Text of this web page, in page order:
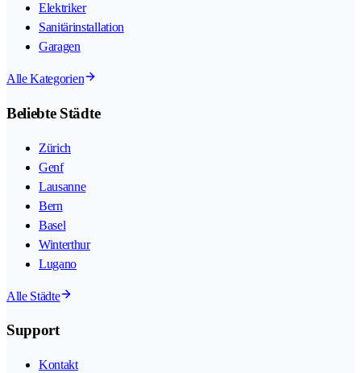
Elektriker
Sanitärinstallation
Garagen
Alle Kategorien
Beliebte Städte
Zürich
Genf
Lausanne
Bern
Basel
Winterthur
Lugano
Alle Städte
Support
Kontakt